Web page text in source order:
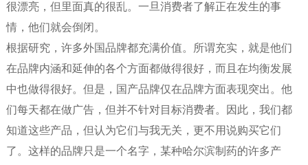
很漂亮，但里面真的很乱。一旦消费者了解正在发生的事
情，他们就会倒闭。
根据研究，许多外国品牌都充满价值。所谓充实，就是他们
在品牌内涵和延伸的各个方面都做得很好，而且在均衡发展
中也做得很好。但是，国产品牌仅在品牌方面表现突出。他
们每天都在做广告，但并不针对目标消费者。因此，我们都
知道这些产品，但认为它们与我无关，更不用说购买它们
了。这样的品牌只是一个名字，某种哈尔滨制药的许多产